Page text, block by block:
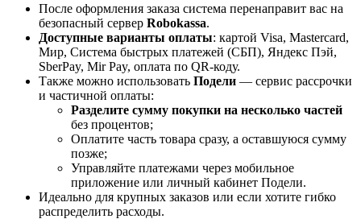
После оформления заказа система перенаправит вас на
безопасный сервер Robokassa.
Доступные варианты оплаты: картой Visa, Mastercard,
Мир, Система быстрых платежей (СБП), Яндекс Пэй,
SberPay, Mir Pay, оплата по QR-коду.
Также можно использовать Подели — сервис рассрочки
и частичной оплаты:
Разделите сумму покупки на несколько частей
без процентов;
Оплатите часть товара сразу, а оставшуюся сумму
позже;
Управляйте платежами через мобильное
приложение или личный кабинет Подели.
Идеально для крупных заказов или если хотите гибко
распределить расходы.